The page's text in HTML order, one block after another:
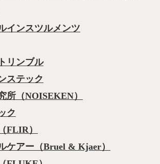
インスツルメンツ
リンブル
ステック
所（NOISEKEN）
ク
FLIR）
ケアー（Bruel & Kjaer）